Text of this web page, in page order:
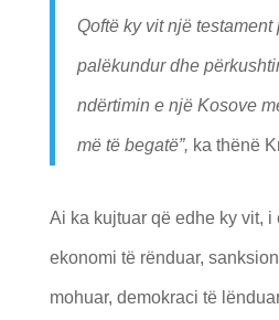
Qoftë ky vit një
palëkundur dhe
ndërtimin e një Kosove
më të begatë”, ka thënë
Ai ka kujtuar që edhe ky vit, i
ekonomi të rënduar,
mohuar, demokraci të